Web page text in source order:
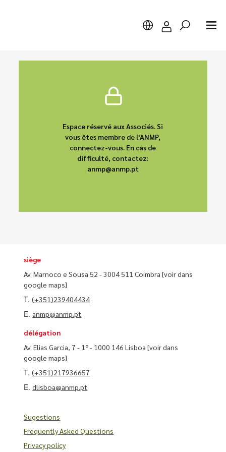
Espace réservé aux Associés. Si
vous êtes membre de l'ANMP,
connectez-vous. En cas de
difficulté, contactez:
anmp@anmp.pt
siège
Av. Marnoco e Sousa 52 - 3004 511 Coimbra[voir dans
google maps]
T.(+351)239404434
E. anmp@anmp.pt
délégation
Av. Elias Garcia, 7 - 1º - 1000 146 Lisboa[voir dans
google maps]
T.(+351)217936657
E.dlisboa@anmp.pt
Sugestions
Frequently Asked Questions
Privacy policy